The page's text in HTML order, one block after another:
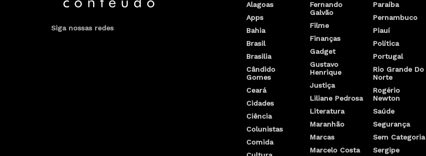
Siga nossas redes
Alagoas
Apps
Bahia
Brasil
Brasilia
Cândido
Gomes
Ceará
Cidades
Ciência
Colunistas
Comida
Fernando
Galvão
Filme
Finanças
Gadget
Gustavo
Henrique
Justiça
Liliane Pedrosa
Literatura
Maranhão
Marcas
Marcelo Costa
Paraíba
Pernambuco
Piauí
Política
Portugal
Rio Grande Do
Norte
Rogério
Newton
Saúde
Segurança
Sem Categoria
Sergipe